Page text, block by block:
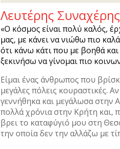
Λευτέρης
«Ο κόσµος είναι πολύ καλός,
µας, µε κάνει να νιώθω πιο
ότι κάνω κάτι που µε βοηθά
ξεκινήσω να γίνοµαι πιο
Eίµαι ένας άνθρωπος που
µεγάλες πόλεις κουραστικές.
γεννήθηκα και µεγάλωσα στην
πολλά χρόνια στην Κρήτη και,
βρει το καταφύγιό µου στη
την οποία δεν την αλλάζω µε